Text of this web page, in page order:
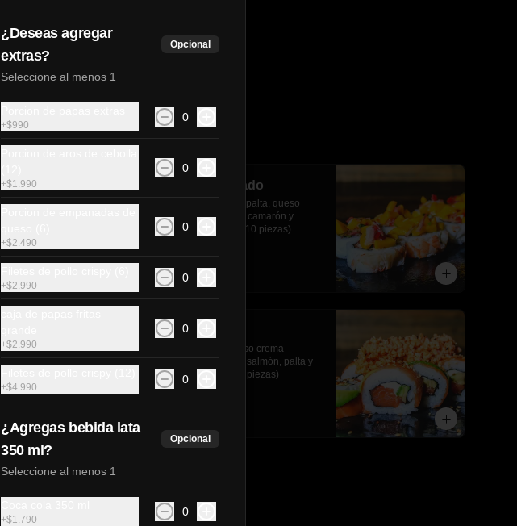
Kani acevichado
Kanikama, pepino, palta, queso
crema, envuelto en camarón y
ceviche de mango(10 piezas)
$6.690
Sake roll
Salmón, palta, queso crema
envuelto en mix de salmón, palta y
ceviche de kani(10 piezas)
¿Deseas agregar
extras?
Opcional
Seleccione al menos 1
+$990
0
+$1.990
0
+$2.490
0
+$2.990
0
+$2.990
0
+$4.990
0
¿Agregas bebida lata
350 ml?
Opcional
Seleccione al menos 1
+$1.790
0